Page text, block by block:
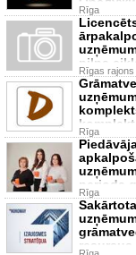
Rīga
pilna
Rīgas rajons
Rīga
perioda
Rīga